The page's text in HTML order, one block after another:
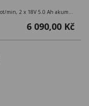
Aku příklepová vrtačka 18V McLaren, 90 Nm, 2000 ot/min, 2 x 18V 5.0 Ah akumulátory, nabíječka, kufr TSTAK
6 090,00 Kč